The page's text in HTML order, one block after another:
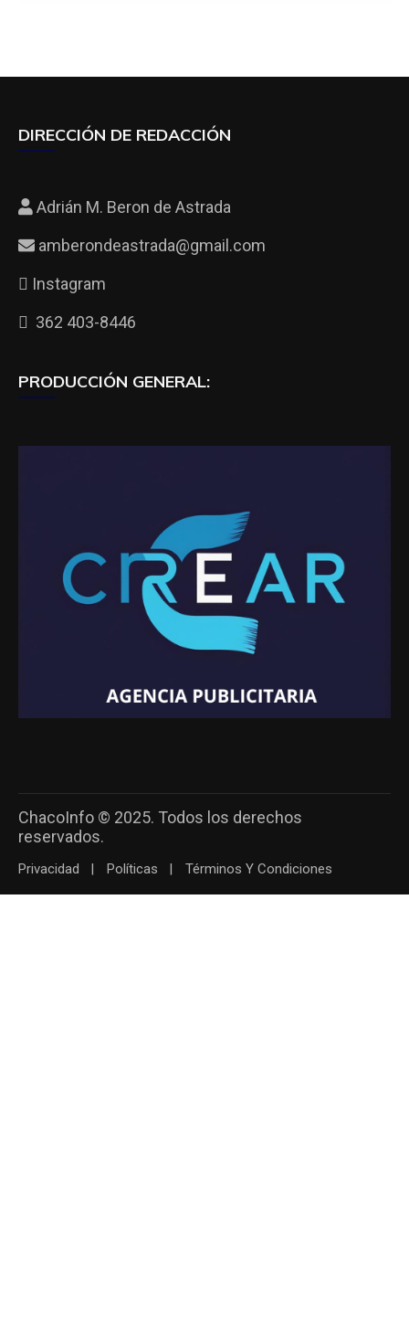
DIRECCIÓN DE REDACCIÓN
Adrián M. Beron de Astrada
amberondeastrada@gmail.com
Instagram
362 403-8446
PRODUCCIÓN GENERAL:
ChacoInfo © 2025. Todos los derechos
reservados.
Privacidad Políticas Términos Y Condiciones